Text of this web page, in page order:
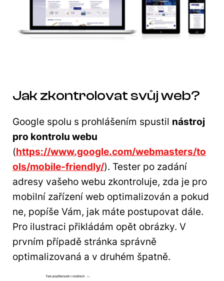
Jak zkontrolovat svůj web?
Google spolu s prohlášením spustil nástroj
pro kontrolu webu
(https://www.google.com/webmasters/to
ols/mobile-friendly/). Tester po zadání
adresy vašeho webu zkontroluje, zda je pro
mobilní zařízení web optimalizován a pokud
ne, popíše Vám, jak máte postupovat dále.
Pro ilustraci přikládám opět obrázky. V
prvním případě stránka správně
optimalizovaná a v druhém špatně.